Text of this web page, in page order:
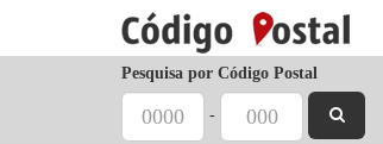
Pesquisa por Código Postal
-